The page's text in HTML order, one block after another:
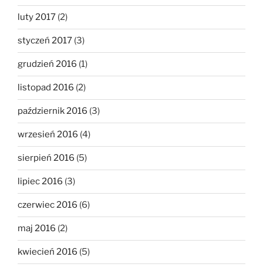
luty 2017 (2)
styczeń 2017 (3)
grudzień 2016 (1)
listopad 2016 (2)
październik 2016 (3)
wrzesień 2016 (4)
sierpień 2016 (5)
lipiec 2016 (3)
czerwiec 2016 (6)
maj 2016 (2)
kwiecień 2016 (5)